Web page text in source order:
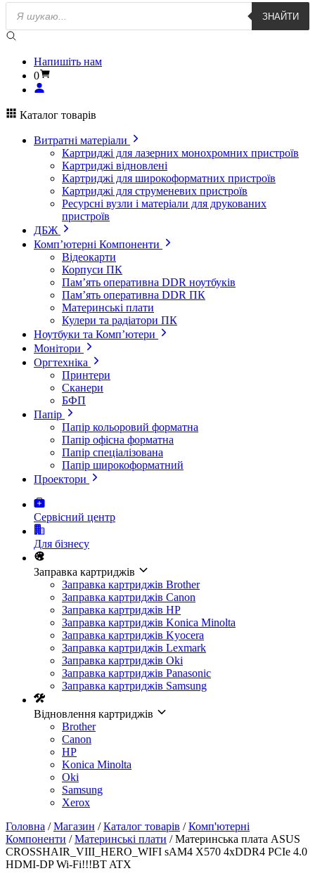
Пошук
товарів
ЗНАЙТИ
Напишіть нам
0
Каталог товарів
Витратні матеріали
Картриджі для лазерних монохромних пристроїв
Картриджі відновлені
Картриджі для широкоформатних пристроїв
Картриджі для струменевих пристроїв
Ресурсні вузли і матеріали для друкованих
пристроїв
ДБЖ
Комп’ютерні Компоненти
Відеокарти
Корпуси ПК
Пам’ять оперативна DDR ноутбуків
Пам’ять оперативна DDR ПК
Материнські плати
Кулери та радіатори ПК
Ноутбуки та Комп’ютери
Монітори
Оргтехніка
Принтери
Сканери
БФП
Папір
Папір кольоровий форматна
Папір офісна форматна
Папір спеціалізована
Папір широкоформатний
Проектори
Сервісний центр
Для бізнесу
Заправка картриджів
Заправка картриджів Brother
Заправка картриджів Canon
Заправка картриджів HP
Заправка картриджів Konica Minolta
Заправка картриджів Kyocera
Заправка картриджів Lexmark
Заправка картриджів Oki
Заправка картриджів Panasonic
Заправка картриджів Samsung
Відновлення картриджів
Brother
Canon
HP
Konica Minolta
Oki
Samsung
Xerox
Головна /Магазин /Каталог товарів /Комп'ютерні
Компоненти /Материнські плати / Материнcька плата ASUS
CROSSHAIR_VIII_HERO_WIFI sAM4 X570 4xDDR4 PCIe 4.0
HDMI-DP Wi-Fi!!!BT ATX